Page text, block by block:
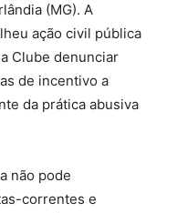
(MG). A
ação civil pública
Clube denunciar
de incentivo a
da prática abusiva
não pode
correntes e